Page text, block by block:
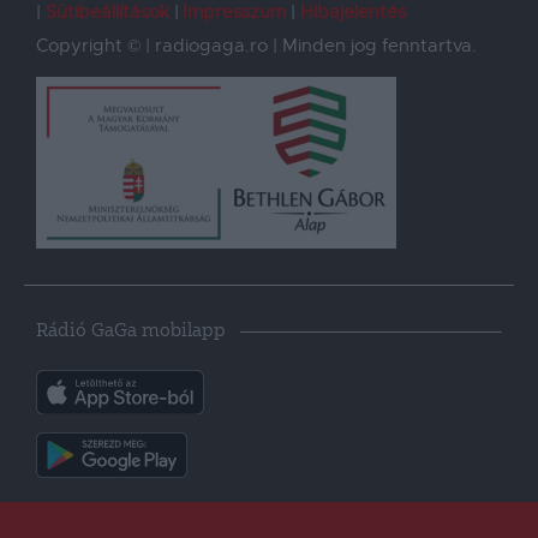
Sütibeállítások Impresszum
Hibajelentés
Copyright © | radiogaga.ro | Minden jog fenntartva.
Rádió GaGa mobilapp